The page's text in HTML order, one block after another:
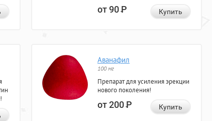
от 90Р Купить
Аванафил
100 мг
Препарат для усиления эрекции
нового поколения!
от 200Р Купить